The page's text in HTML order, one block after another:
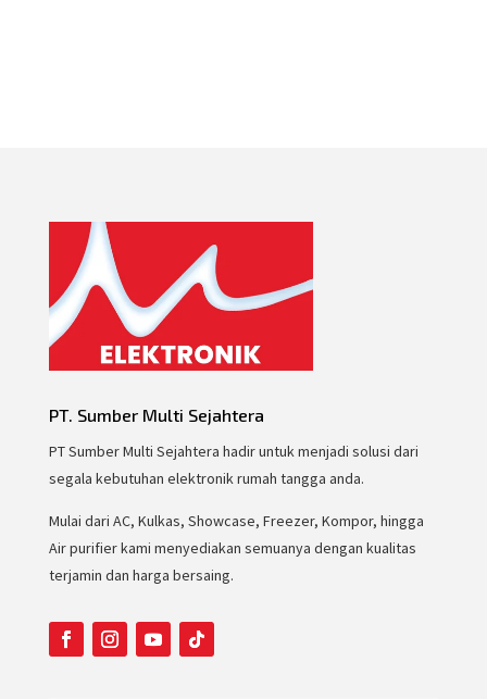
PT. Sumber Multi Sejahtera
PT Sumber Multi Sejahtera hadir untuk menjadi solusi dari
segala kebutuhan elektronik rumah tangga anda.
Mulai dari AC, Kulkas, Showcase, Freezer, Kompor, hingga
Air purifier kami menyediakan semuanya dengan kualitas
terjamin dan harga bersaing.